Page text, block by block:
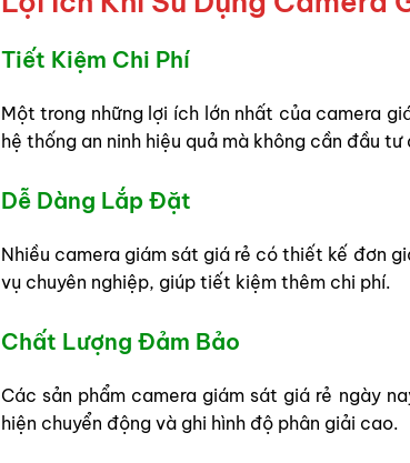
Tiết Kiệm Chi Phí
Một trong những lợi ích lớn nhất của camera
hệ thống an ninh hiệu quả mà không cần đầu tư
Dễ Dàng Lắp Đặt
Nhiều camera giám sát giá rẻ có thiết kế đơn
vụ chuyên nghiệp, giúp tiết kiệm thêm chi phí.
Chất Lượng Đảm Bảo
Các sản phẩm camera giám sát giá rẻ ngày
hiện chuyển động và ghi hình độ phân giải cao.